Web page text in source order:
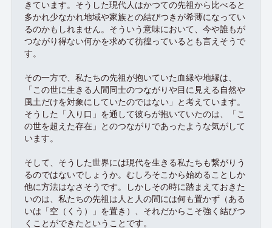
きています。そうした現代人はかつての先祖から比べると
多かれ少なかれ地域や家族との結びつきが希薄になってい
るのかもしれません。そういう意味において、今や誰もが
つながり得ない何かを求めて彷徨っているとも言えそうで
す。
その一方で、私たちの先祖が抱いていた血縁や地縁は、
「この世に生きる人間同士のつながりや目に見える自然や
風土だけを対象にしていたのではない」と考えています。
そうした「入り口」を通して彼らが抱いていたのは、「こ
の世を超えた存在」とのつながりであったような気がして
います。
そして、そうした世界には現代を生きる私たちも繋がりう
るのではないでしょうか。むしろそこから始めることしか
他に方法はなさそうです。しかしその時に踏まえておきた
いのは、私たちの先祖は人と人の間には何も置かず（ある
いは「空（くう）」を置き）、それだからこそ強く結びつ
くことができたということです。